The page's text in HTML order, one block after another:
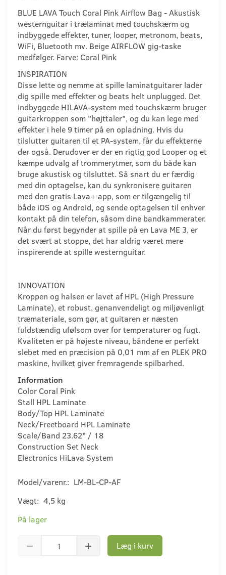
BLUE LAVA Touch Coral Pink Airflow Bag - Akustisk
westernguitar i trælaminat med touchskærm og
indbyggede effekter, tuner, looper, metronom, beats,
WiFi, Bluetooth mv. Beige AIRFLOW gig-taske
medfølger. Farve: Coral Pink
INSPIRATION
Disse lette og nemme at spille laminatguitarer lader
dig spille med effekter og beats helt unplugged. Det
indbyggede HILAVA-system med touchskærm bruger
guitarkroppen som "højttaler", og du kan lege med
effekter i hele 9 timer på en opladning. Hvis du
tilslutter guitaren til et PA-system, får du effekterne
der også. Derudover er der en rigtig god Looper og et
kæmpe udvalg af trommerytmer, som du både kan
bruge akustisk og tilsluttet. Så snart du er færdig
med din optagelse, kan du synkronisere guitaren
med den gratis Lava+ app, som er tilgængelig til
både iOS og Android, og sende optagelsen til enhver
kontakt på din telefon, såsom dine bandkammerater.
Når du først begynder at spille på en Lava ME 3, er
det svært at stoppe, det har aldrig været mere
inspirerende at spille westernguitar.
INNOVATION
Kroppen og halsen er lavet af HPL (High Pressure
Laminate), et robust, genanvendeligt og miljøvenligt
træmateriale, som gør, at guitaren er næsten
fuldstændig ufølsom over for temperaturer og fugt.
Kvaliteten er på højeste niveau, båndene er perfekt
slebet med en præcision på 0,01 mm af en PLEK PRO
maskine, hvilket giver fremragende spilbarhed.
Information
Color Coral Pink
Stall HPL Laminate
Body/Top HPL Laminate
Neck/Freetboard HPL Laminate
Scale/Band 23.62" / 18
Construction Set Neck
Electronics HiLava System
Model/varenr.: LM-BL-CP-AF
Vægt: 4,5 kg
På lager
Læg i kurv